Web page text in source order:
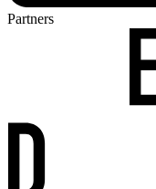
Partners